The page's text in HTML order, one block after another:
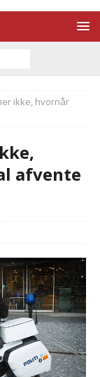
ikke, hvornår
afvente